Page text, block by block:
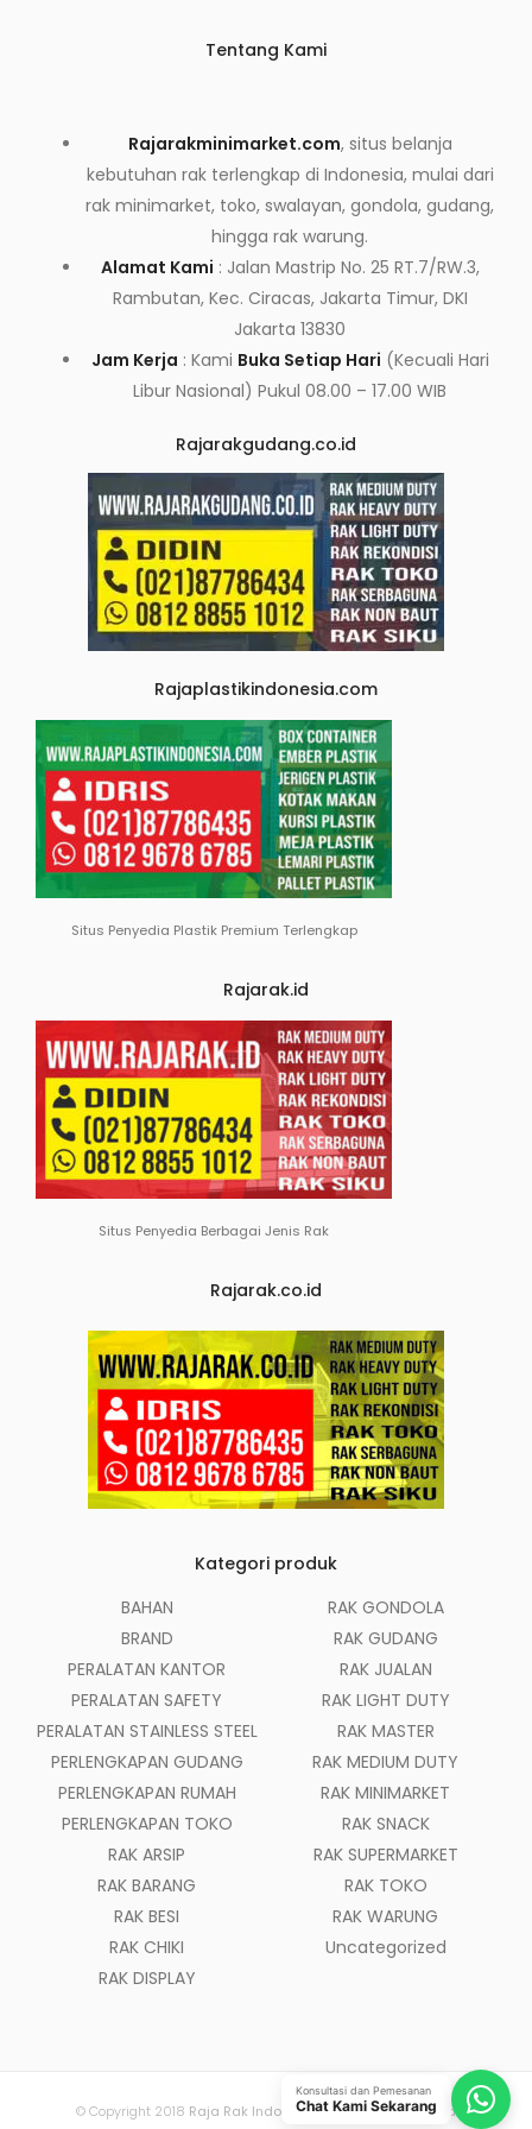
Tentang Kami
Rajarakminimarket.com, situs belanja
kebutuhan rak terlengkap di Indonesia, mulai dari
rak minimarket, toko, swalayan, gondola, gudang,
hingga rak warung.
Alamat Kami : Jalan Mastrip No. 25 RT.7/RW.3,
Rambutan, Kec. Ciracas, Jakarta Timur, DKI
Jakarta 13830
Jam Kerja : Kami Buka Setiap Hari (Kecuali Hari
Libur Nasional) Pukul 08.00 – 17.00 WIB
Rajarakgudang.co.id
Rajaplastikindonesia.com
Situs Penyedia Plastik Premium Terlengkap
Rajarak.id
Situs Penyedia Berbagai Jenis Rak
Rajarak.co.id
Kategori produk
BAHAN
BRAND
PERALATAN KANTOR
PERALATAN SAFETY
PERALATAN STAINLESS STEEL
PERLENGKAPAN GUDANG
PERLENGKAPAN RUMAH
PERLENGKAPAN TOKO
RAK ARSIP
RAK BARANG
RAK BESI
RAK CHIKI
RAK DISPLAY
RAK GONDOLA
RAK GUDANG
RAK JUALAN
RAK LIGHT DUTY
RAK MASTER
RAK MEDIUM DUTY
RAK MINIMARKET
RAK SNACK
RAK SUPERMARKET
RAK TOKO
RAK WARUNG
Uncategorized
© Copyright 2018 Raja Rak Indonesia- All Rights Reserved
Konsultasi dan Pemesanan
Chat Kami Sekarang